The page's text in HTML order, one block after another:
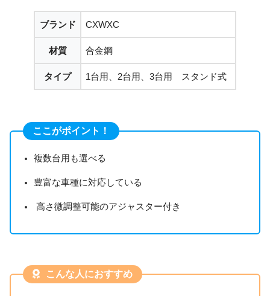
ブランド CXWXC
材質 合金鋼
タイプ 1台用、2台用、3台用 スタンド式
ここがポイント！
複数台用も選べる
豊富な車種に対応している
高さ微調整可能のアジャスター付き
こんな人におすすめ